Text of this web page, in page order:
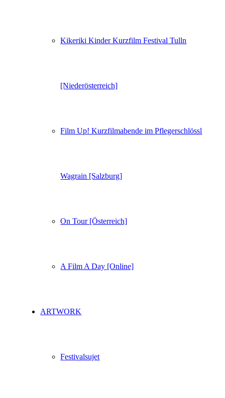
Kikeriki Kinder Kurzfilm Festival Tulln
[Niederösterreich]
Film Up! Kurzfilmabende im Pflegerschlössl
Wagrain [Salzburg]
On Tour [Österreich]
A Film A Day [Online]
ARTWORK
Festivalsujet